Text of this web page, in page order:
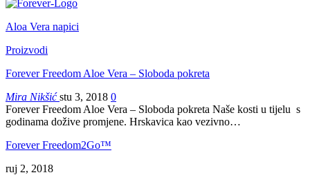
Aloa Vera napici
Proizvodi
Forever Freedom Aloe Vera – Sloboda pokreta
Mira Nikšićstu 3, 2018 0
Forever Freedom Aloe Vera – Sloboda pokreta Naše kosti u tijelu s
godinama dožive promjene. Hrskavica kao vezivno…
Forever Freedom2Go™
ruj 2, 2018